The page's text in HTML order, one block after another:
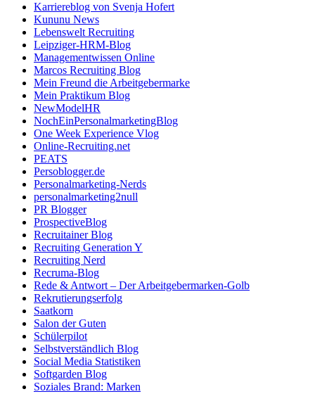
Karriereblog von Svenja Hofert
Kununu News
Lebenswelt Recruiting
Leipziger-HRM-Blog
Managementwissen Online
Marcos Recruiting Blog
Mein Freund die Arbeitgebermarke
Mein Praktikum Blog
NewModelHR
NochEinPersonalmarketingBlog
One Week Experience Vlog
Online-Recruiting.net
PEATS
Persoblogger.de
Personalmarketing-Nerds
personalmarketing2null
PR Blogger
ProspectiveBlog
Recruitainer Blog
Recruiting Generation Y
Recruiting Nerd
Recruma-Blog
Rede & Antwort – Der Arbeitgebermarken-Golb
Rekrutierungserfolg
Saatkorn
Salon der Guten
Schülerpilot
Selbstverständlich Blog
Social Media Statistiken
Softgarden Blog
Soziales Brand: Marken